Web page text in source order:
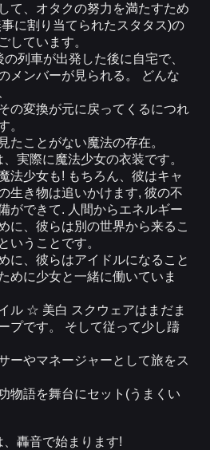
て、オタクの努力を満たすため
に割り当てられたスタタス)の
しています。
列車が出発した後に自宅で、
メンバーが見られる。 どんな
の変換が元に戻ってくるにつれ
。
たことがない魔法の存在。
実際に魔法少女の衣装です。
法少女も! もちろん、彼はキャ
生き物は追いかけます, 彼の不
ができて. 人間からエネルギー
に、彼らは別の世界から来るこ
いうことです。
に、彼らはアイドルになること
めに少女と一緒に働いていま
ル ☆ 美白 スクウェアはまだま
プです。 そして従って少し躊
ーやマネージャーとして旅をス
物語を舞台にセット(うまくい
轟音で始まります!